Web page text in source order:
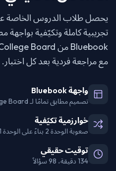
تجريبية كاملة وتكيّفية بواجهة
مع مراجعة فردية بعد كل اختبار.
واجهة Bluebook
تصميم مطابق تمامًا لـ College Board
خوارزمية تكيّفية
صعوبة الوحدة 2 بناءً على الوحدة 1
توقيت حقيقي
134 دقيقة، 98 سؤالاً